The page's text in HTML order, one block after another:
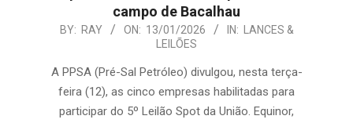
campo de Bacalhau
2026-
13
BY: RAY ON: 13/01/2026 IN: LANCES &
LEILÕES
A PPSA (Pré-Sal Petróleo) divulgou, nesta terça-
feira (12), as cinco empresas habilitadas para
participar do 5º Leilão Spot da União. Equinor,